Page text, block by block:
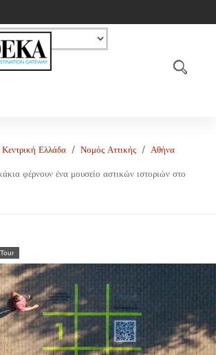
Κεντρική Ελλάδα Νομός Αττικής Αθήνα
φέρνουν ένα μουσείο αστικών ιστοριών στο